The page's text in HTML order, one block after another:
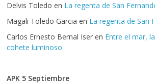
Delvis Toledo en La regenta de San
Magali Toledo Garcia en La regenta de San
Carlos Ernesto Bernal Iser en Entre el mar,
cohete luminoso
APK 5 Septiembre